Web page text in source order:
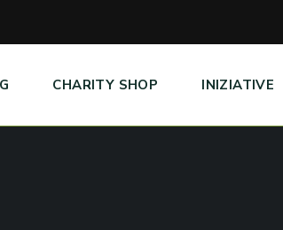
CHARITY SHOP INIZIATIVE